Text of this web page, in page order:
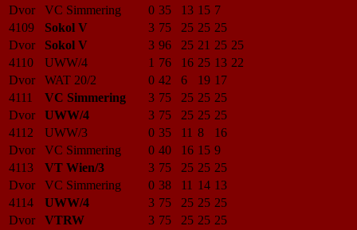
Dvor
VC Simmering 0 35 13 15 7
4109
Sokol V 3 75 25 25 25
Dvor
Sokol V 3 96 25 21 25 25
4110
UWW/4 1 76 16 25 13 22
Dvor
WAT 20/2 0 42 6 19 17
4111
VC Simmering 3 75 25 25 25
Dvor
UWW/4 3 75 25 25 25
4112
UWW/3 0 35 11 8
16
Dvor
VC Simmering 0 40 16 15 9
4113
VT Wien/3 3 75 25 25 25
Dvor
VC Simmering 0 38 11 14 13
4114
UWW/4 3 75 25 25 25
Dvor
VTRW 3 75 25 25 25